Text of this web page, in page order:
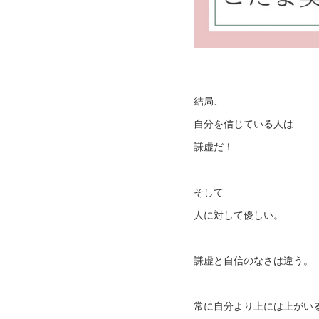
結局、
自分を信じている人は
謙虚だ！
そして
人に対して優しい。
謙虚と自信のなさは違う。
常に自分より上には上がい